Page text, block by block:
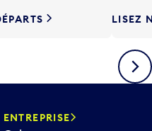
LISEZ
ENTREPRISE